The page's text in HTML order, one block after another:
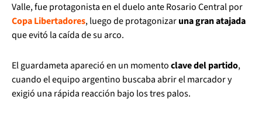
Valle, fue protagonista en el duelo ante Rosario Central por
Copa Libertadores, luego de protagonizaruna gran atajada
que evitó la caída de su arco.
El guardameta apareció en un momentoclave del partido,
cuando el equipo argentino buscaba abrir el marcador y
exigió una rápida reacción bajo los tres palos.